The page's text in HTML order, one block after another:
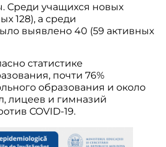
Среди учащихся новых
128), а среди
выявлено 40 (59 активных
статистике
почти 76%
образования и около
лицеев и гимназий
COVID-19.